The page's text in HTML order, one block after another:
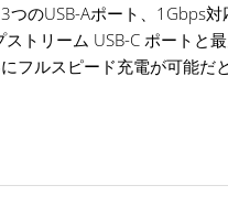
つのUSB-Aポート、1Gbps
トリーム USB-C ポートと
フルスピード充電が可能だ